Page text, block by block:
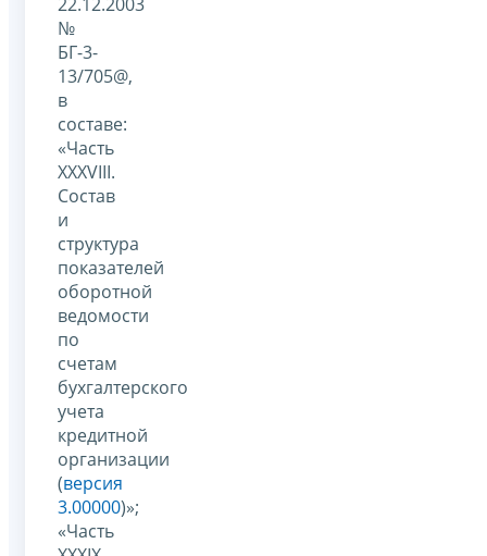
№
БГ-3-
13/705@,
в
составе:
«Часть
XXXVIII.
Состав
и
структура
показателей
оборотной
ведомости
по
счетам
бухгалтерского
учета
кредитной
организации
(версия
3.00000)»;
«Часть